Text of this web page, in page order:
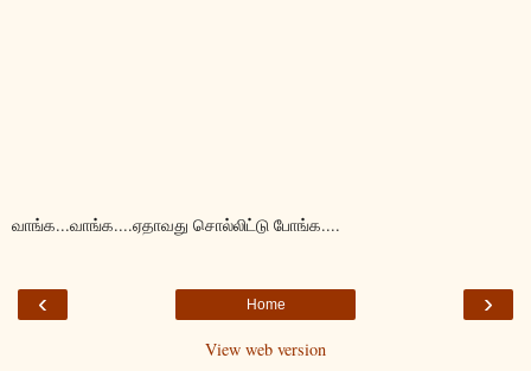
வாங்க...வாங்க....ஏதாவது சொல்லிட்டு போங்க....
‹ ›
Home
View web version